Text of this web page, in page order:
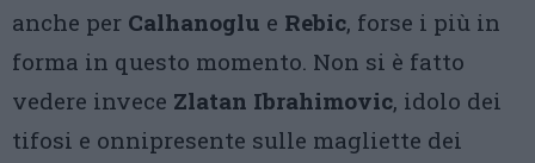
anche per Calhanoglu e Rebic, forse i più in
forma in questo momento. Non si è fatto
vedere invece Zlatan Ibrahimovic, idolo dei
tifosi e onnipresente sulle magliette dei